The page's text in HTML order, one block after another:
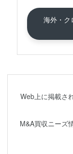
海外・ク
Web上に掲載さ
M&A買収ニーズ